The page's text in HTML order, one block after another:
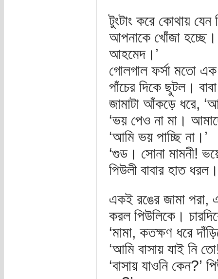
টুংটাং করে কোথায়
আপনাকে খোঁজা
আহমেদ।’
গোলগাল ফর্সা মতো এক
পাঁচের দিকে ছুটল।
জামাটা আঁকড়ে ধরে,
‘ভয় পেও না মা।
‘আমি ভয় পাচ্ছি না।’
‘গুড। সোনা মামনী!
পিউলী বাবার হাত
একই রঙের জামা পরা,
করল পিউলিকে।
‘মামা, কতক্ষণ ধরে
‘আমি বাসায় যাই নি
‘বাসায় যাওনি কেন?’